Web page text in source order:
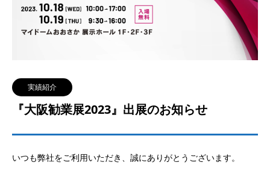
実績紹介
『大阪勧業展2023』出展のお知らせ
いつも弊社をご利用いただき、誠にありがとうございます。